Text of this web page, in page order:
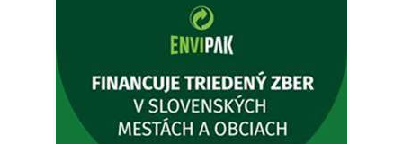
prípady bude riešiť MUDr.Fisch…
Zajtrajší zvoz odpadu
Vážený občan, zajtra 5. 8. sa bude zvážať komunálny odpad.
4. augusta 2026 15:30